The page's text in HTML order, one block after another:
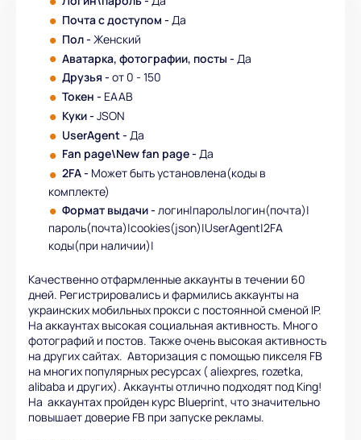
Почта с доступом - Да
Пол - Женский
Аватарка, фотографии, посты - Да
Друзья - от 0 - 150
Токен - EAAB
Куки - JSON
UserAgent - Да
Fan page\New fan page - Да
2FA - Может быть установлена(коды в
комплекте)
Формат выдачи- логин|пароль|логин(почта)|
пароль(почта)|cookies(json)|UserAgent|2FA
коды(при наличии)|
Качественно отфармленные аккаунты в течении 60
дней. Регистрировались и фармились аккаунты на
украинских мобильных прокси с постоянной сменой IP.
На аккаунтах высокая социальная активность. Много
фотографий и постов. Также очень высокая активность
на других сайтах. Авторизация с помощью пикселя FB
на многих популярных ресурсах ( aliexpres, rozetka,
alibaba и других). Аккаунты отлично подходят под King!
На аккаунтах пройден курс Blueprint, что значительно
повышает доверие FB при запуске рекламы.